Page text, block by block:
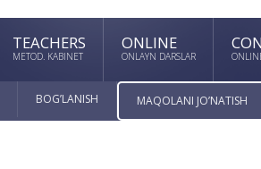
TEACHERS
METOD. KABINET
ONLINE
ONLAYN DARSLAR
BOG’LANISH MAQOLANI JO’NATISH